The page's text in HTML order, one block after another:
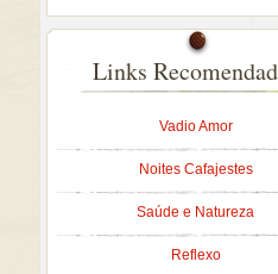
Links
Vadio Amor
Noites Cafajestes
Saúde e Natureza
Reflexo